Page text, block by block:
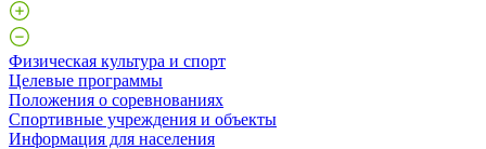
Физическая культура и спорт
Целевые программы
Положения о соревнованиях
Спортивные учреждения и объекты
Информация для населения